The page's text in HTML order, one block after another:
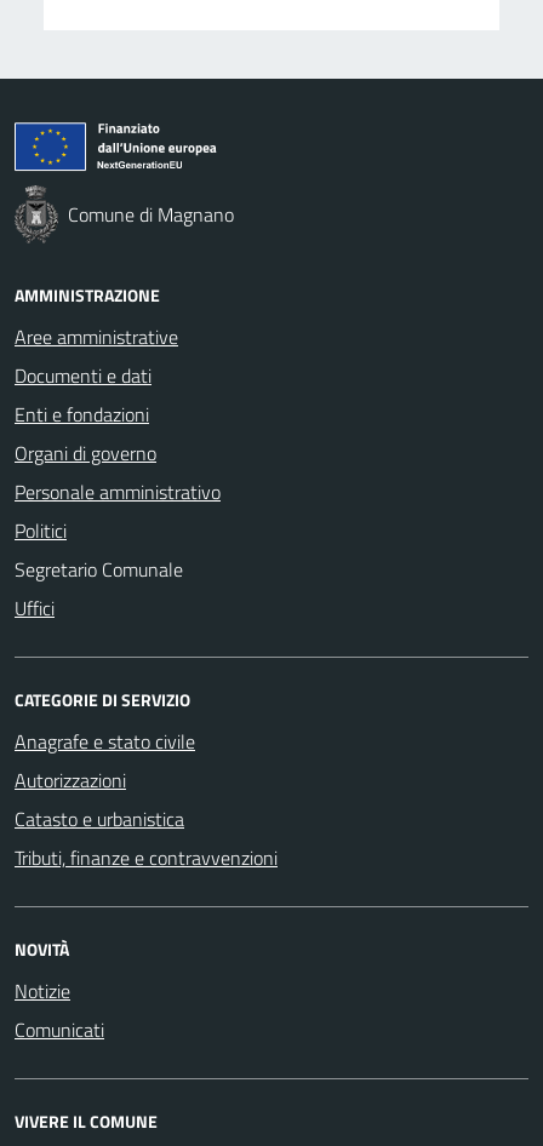
Comune di Magnano
AMMINISTRAZIONE
Aree amministrative
Documenti e dati
Enti e fondazioni
Organi di governo
Personale amministrativo
Politici
Segretario Comunale
Uffici
CATEGORIE DI SERVIZIO
Anagrafe e stato civile
Autorizzazioni
Catasto e urbanistica
Tributi, finanze e contravvenzioni
NOVITÀ
Notizie
Comunicati
VIVERE IL COMUNE